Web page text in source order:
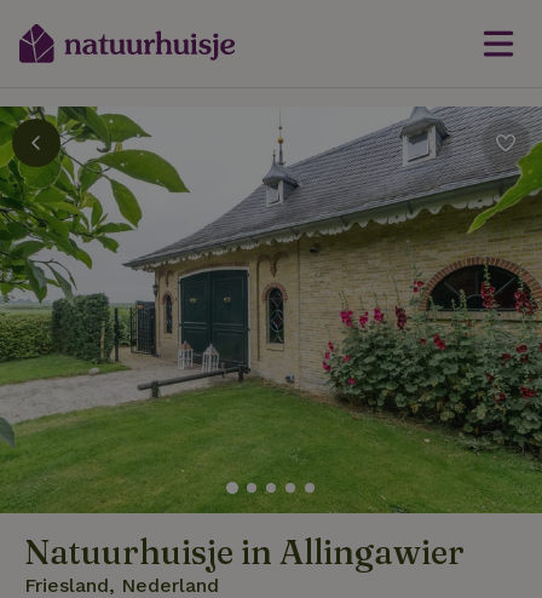
Natuurhuisje in Allingawier
Friesland, Nederland